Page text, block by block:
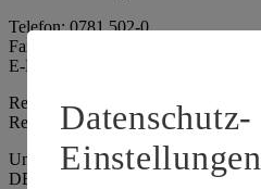
Telefon: 0781 502-0
Fax: 0781 502-6180
E-Mail: kundenservice@edeka-
Registergericht: Amtsgericht
Registernummer: HRA 707629
Umsatzsteuer-
DE815916131
Datenschutz-
Einstellungen